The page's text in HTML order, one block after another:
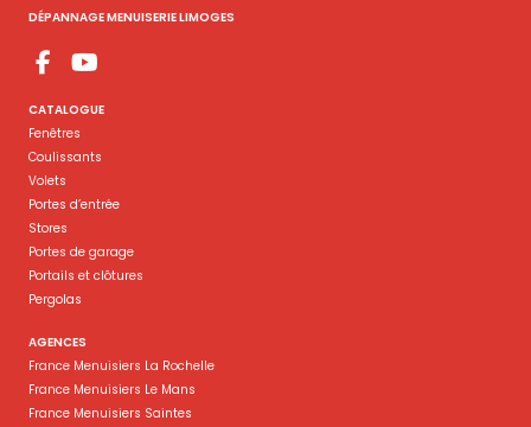
DÉPANNAGE MENUISERIE LIMOGES
CATALOGUE
Fenêtres
Coulissants
Volets
Portes d’entrée
Stores
Portes de garage
Portails et clôtures
Pergolas
AGENCES
France Menuisiers La Rochelle
France Menuisiers Le Mans
France Menuisiers Saintes